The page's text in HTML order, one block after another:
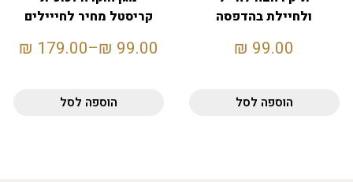
ולחיילת בהדפסה
99.00
₪
הוספה לסל
קריסטל מחיר לחייילים
99.00
₪
–
179.00
₪
הוספה לסל